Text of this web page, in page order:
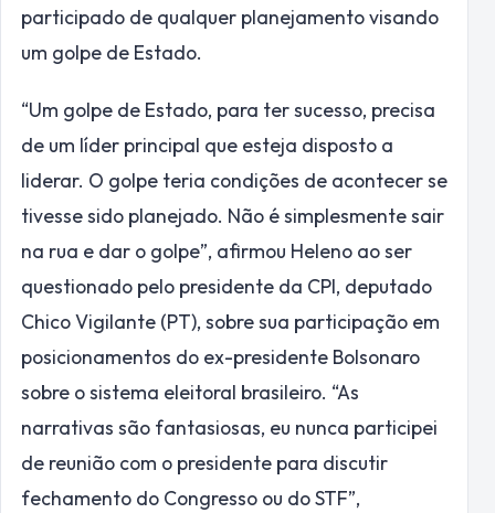
participado de qualquer planejamento visando
um golpe de Estado.
“Um golpe de Estado, para ter sucesso, precisa
de um líder principal que esteja disposto a
liderar. O golpe teria condições de acontecer se
tivesse sido planejado. Não é simplesmente sair
na rua e dar o golpe”, afirmou Heleno ao ser
questionado pelo presidente da CPI, deputado
Chico Vigilante (PT), sobre sua participação em
posicionamentos do ex-presidente Bolsonaro
sobre o sistema eleitoral brasileiro. “As
narrativas são fantasiosas, eu nunca participei
de reunião com o presidente para discutir
fechamento do Congresso ou do STF”,